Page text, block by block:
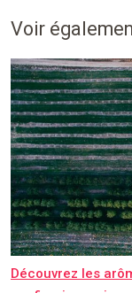
Voir
Découvrez les